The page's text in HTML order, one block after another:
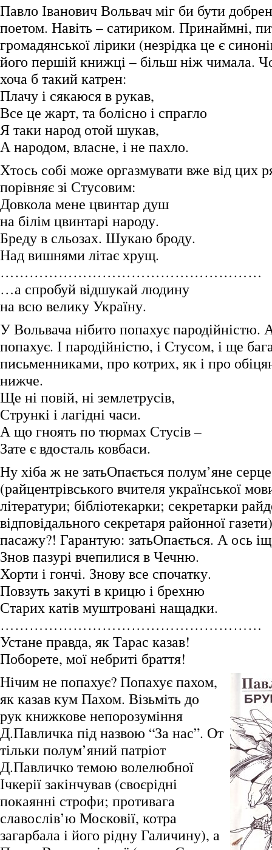
Павло Іванович Вольвач міг би бути
поетом. Навіть – сатириком. Принаймні,
громадянської лірики (незрідка це є
його першій книжці – більш ніж чимала.
хоча б такий катрен:
Плачу і сякаюся в рукав,
Все це жарт, та болісно і спрагло
Я таки народ отой шукав,
А народом, власне, і не пахло.
Хтось собі може оргазмувати вже від цих
порівняє зі Стусовим:
Довкола мене цвинтар душ
на білім цвинтарі народу.
Бреду в сльозах. Шукаю броду.
Над вишнями літає хрущ.
………………………………………………
…а спробуй відшукай людину
на всю велику Україну.
У Вольвача нібито попахує пародійністю.
попахує. І пародійністю, і Стусом, і ще
письменниками, про котрих, як і про
нижче.
Ще ні повій, ні землетрусів,
Стрункі і лагідні часи.
А що гноять по тюрмах Стусів –
Зате є вдосталь ковбаси.
Ну хіба ж не затьОпається полум’яне серце
(райцентрівського вчителя української
літератури; бібліотекарки; секретарки
відповідального секретаря районної
пасажу?! Гарантую: затьОпається. А ось
Знов пазурі вчепилися в Чечню.
Хорти і гончі. Знову все спочатку.
Повзуть закуті в крицю і брехню
Старих катів муштровані нащадки.
………………………………………………
Устане правда, як Тарас казав!
Поборете, мої небриті браття!
Нічим не попахує? Попахує пахом,
як казав кум Пахом. Візьміть до
рук книжкове непорозуміння
Д.Павличка під назвою “За нас”. От
тільки полум’яний патріот
Д.Павличко темою волелюбної
Ічкерії закінчував (своєрідні
покаянні строфи; противага
славослів’ю Московії, котра
загарбала і його рідну Галичину), а